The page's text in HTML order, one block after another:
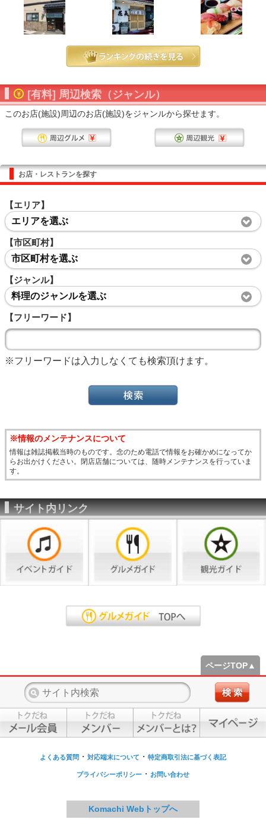
[有料] 周辺検索（ジャンル）
このお店(施設)周辺のお店(施設)をジャンルから探せます。
お店・レストランを探す
【エリア】
エリアを選ぶ
【市区町村】
市区町村を選ぶ
【ジャンル】
料理のジャンルを選ぶ
【フリーワード】
※フリーワードは入力しなくても検索頂けます。
※情報のメンテナンスについて
情報は雑誌掲載当時のものです。念のため電話で情報をお確かめになってか
らお出かけください。閉店店舗については、随時メンテナンスを行っていま
す。
サイト内リンク
ページTOP▲
よくある質問 ・ 対応端末について ・ 特定商取引法に基づく表記
プライバシーポリシー ・ お問い合わせ
Komachi Webトップへ